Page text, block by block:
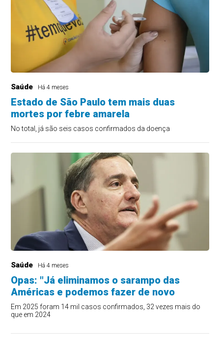
Saúde Há 4 meses
Estado de São Paulo tem mais duas
mortes por febre amarela
No total, já são seis casos confirmados da doença
Saúde Há 4 meses
Opas: "Já eliminamos o sarampo das
Américas e podemos fazer de novo
Em 2025 foram 14 mil casos confirmados, 32 vezes mais do
que em 2024